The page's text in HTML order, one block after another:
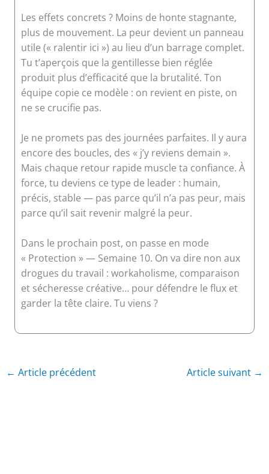
Les effets concrets ? Moins de honte stagnante,
plus de mouvement. La peur devient un panneau
utile (« ralentir ici ») au lieu d’un barrage complet.
Tu t’aperçois que la gentillesse bien réglée
produit plus d’efficacité que la brutalité. Ton
équipe copie ce modèle : on revient en piste, on
ne se crucifie pas.
Je ne promets pas des journées parfaites. Il y aura
encore des boucles, des « j’y reviens demain ».
Mais chaque retour rapide muscle ta confiance. À
force, tu deviens ce type de leader : humain,
précis, stable — pas parce qu’il n’a pas peur, mais
parce qu’il sait revenir malgré la peur.
Dans le prochain post, on passe en mode
« Protection » — Semaine 10. On va dire non aux
drogues du travail : workaholisme, comparaison
et sécheresse créative… pour défendre le flux et
garder la tête claire. Tu viens ?
← Article précédent Article suivant →